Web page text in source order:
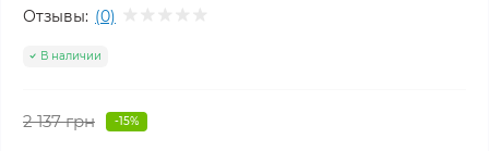
Отзывы: (0)
В наличии
2 137 грн -15%